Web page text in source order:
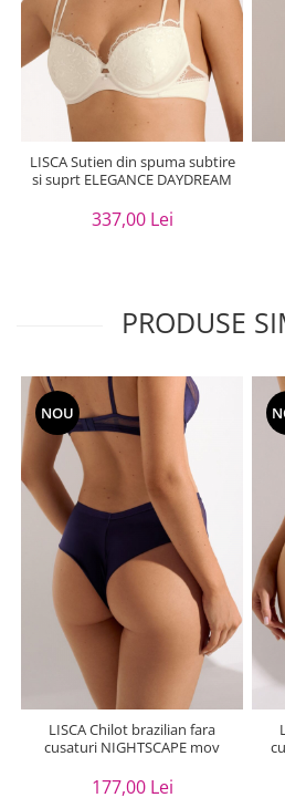
LISCA Sutien din spuma subtire
si suprt ELEGANCE DAYDREAM
337,00 Lei
PRODUSE
NOU
LISCA Chilot brazilian fara
cusaturi NIGHTSCAPE mov
177,00 Lei